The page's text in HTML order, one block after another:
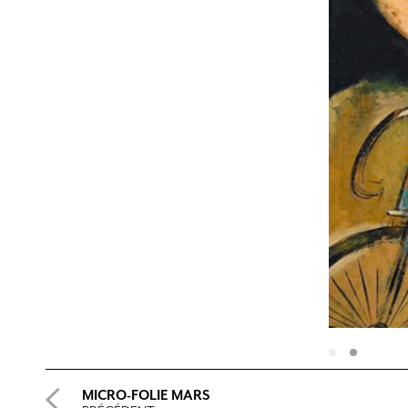
MICRO-FOLIE MARS